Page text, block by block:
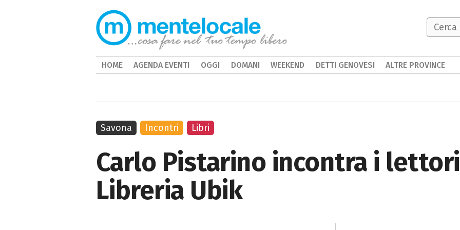
Carlo Pistarino incontra i
Libreria Ubik
Savona Incontri Libri
HOME AGENDA EVENTI OGGI DOMANI WEEKEND DETTI GENOVESI ALTRE PROVINCE